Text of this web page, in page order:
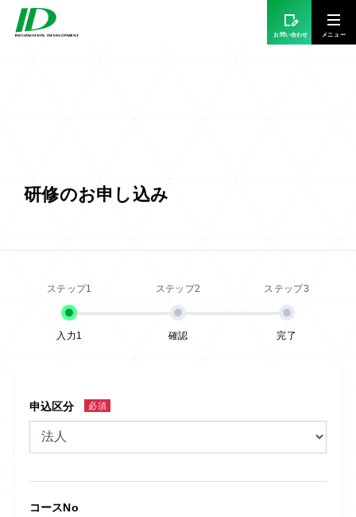
お問い合わせ
研修のお申し込み
入力1 確認 完了
申込区分 必須
コースNo